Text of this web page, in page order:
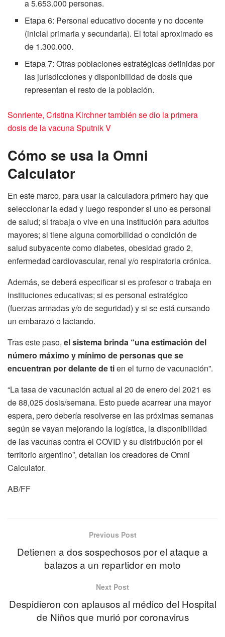
a 5.653.000 personas.
Etapa 6: Personal educativo docente y no docente
(inicial primaria y secundaria). El total aproximado es
de 1.300.000.
Etapa 7: Otras poblaciones estratégicas definidas por
las jurisdicciones y disponibilidad de dosis que
representan el resto de la población.
Sonriente, Cristina Kirchner también se dio la primera
dosis de la vacuna Sputnik V
Cómo se usa la Omni
Calculator
En este marco, para usar la calculadora primero hay que
seleccionar la edad y luego responder si uno es personal
de salud; si trabaja o vive en una institución para adultos
mayores; si tiene alguna comorbilidad o condición de
salud subyacente como diabetes, obesidad grado 2,
enfermedad cardiovascular, renal y/o respiratoria crónica.
Además, se deberá especificar si es profesor o trabaja en
instituciones educativas; si es personal estratégico
(fuerzas armadas y/o de seguridad) y si se está cursando
un embarazo o lactando.
Tras este paso, el sistema brinda “una estimación del
número máximo y mínimo de personas que se
encuentran por delante de tien el turno de vacunación”.
“La tasa de vacunación actual al 20 de enero del 2021 es
de 88,025 dosis/semana. Esto puede acarrear una mayor
espera, pero debería resolverse en las próximas semanas
según se vayan mejorando la logística, la disponibilidad
de las vacunas contra el COVID y su distribución por el
territorio argentino”, detallan los creadores de Omni
Calculator.
AB/FF
Previous Post
Detienen a dos sospechosos por el ataque a
balazos a un repartidor en moto
Next Post
Despidieron con aplausos al médico del Hospital
de Niños que murió por coronavirus